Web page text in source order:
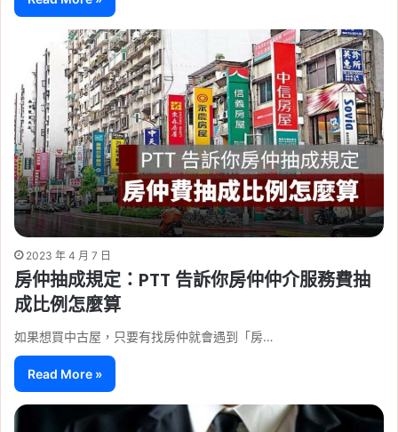
2023 年 4 月 7 日
房仲抽成規定：PTT 告訴你房仲仲介服務費抽
成比例怎麼算
如果想買中古屋，只要有找房仲就會遇到「房…
Read More »